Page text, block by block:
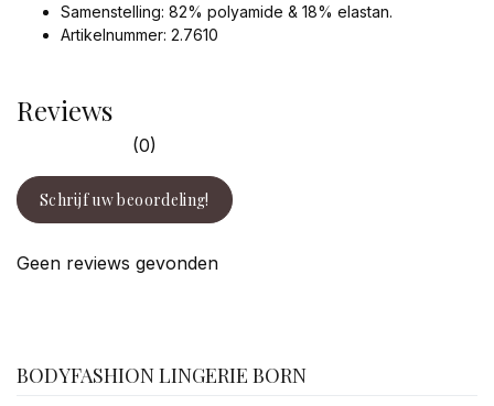
Samenstelling: 82% polyamide & 18% elastan.
Artikelnummer: 2.7610
Reviews
(0)
Schrijf uw beoordeling!
Geen reviews gevonden
BODYFASHION LINGERIE BORN